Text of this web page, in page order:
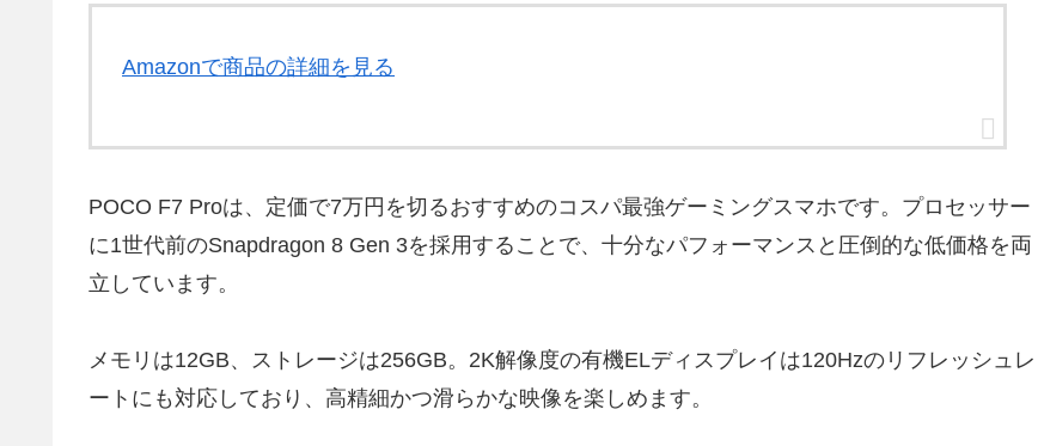
Amazonで商品の詳細を見る
POCO F7 Proは、定価で7万円を切るおすすめのコスパ最強ゲーミングスマホです。プロセッサー
に1世代前のSnapdragon 8 Gen 3を採用することで、十分なパフォーマンスと圧倒的な低価格を両
立しています。
メモリは12GB、ストレージは256GB。2K解像度の有機ELディスプレイは120Hzのリフレッシュレ
ートにも対応しており、高精細かつ滑らかな映像を楽しめます。